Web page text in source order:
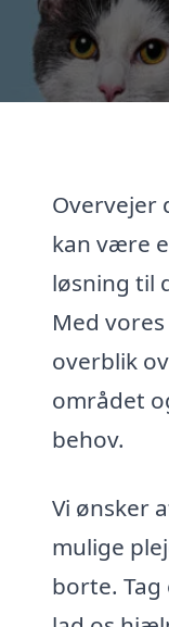
Overvejer
kan være
løsning til
Med
overblik
området
behov.
Vi ønsker
mulige
borte. Tag